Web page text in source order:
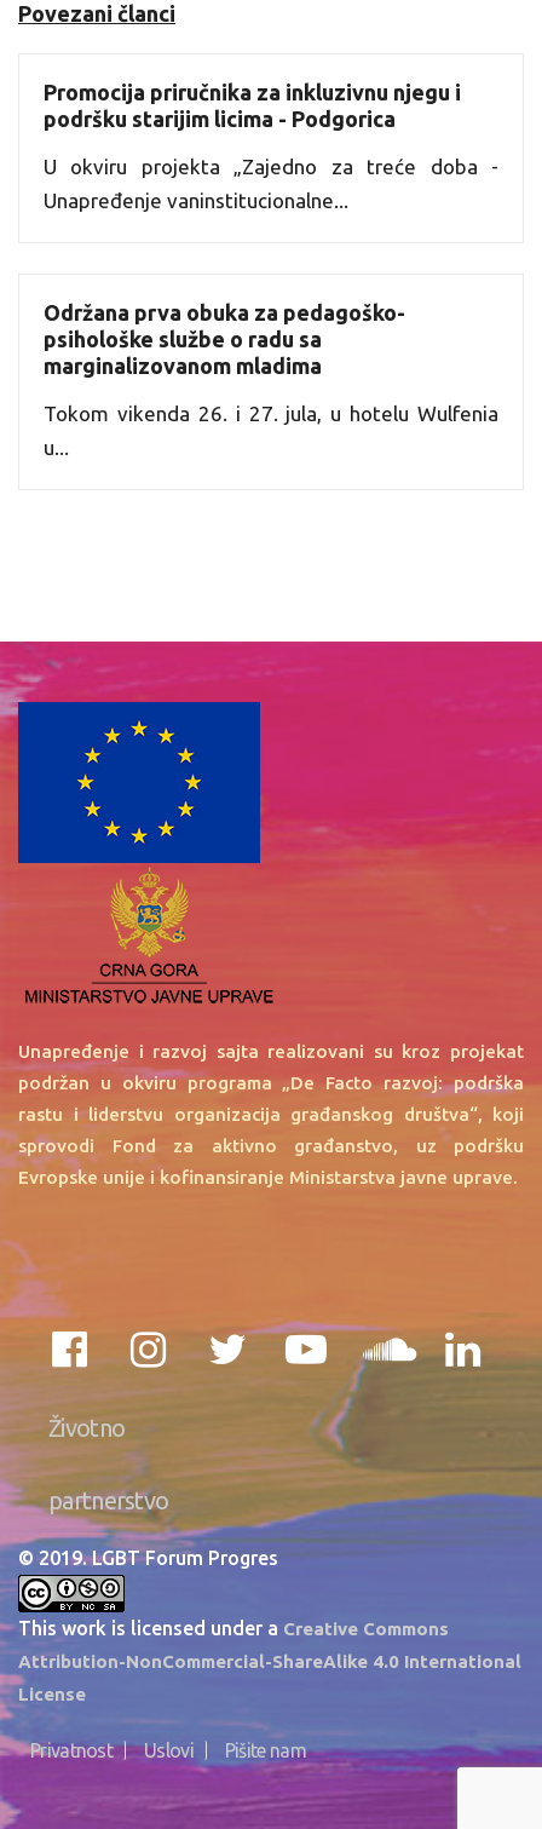
Povezani članci
Promocija priručnika za inkluzivnu njegu i
podršku starijim licima - Podgorica
U okviru projekta „Zajedno za treće doba -
Unapređenje vaninstitucionalne...
Održana prva obuka za pedagoško-
psihološke službe o radu sa
marginalizovanom mladima
Tokom vikenda 26. i 27. jula, u hotelu Wulfenia
u...
Unapređenje i razvoj sajta realizovani su kroz projekat
podržan u okviru programa „De Facto razvoj: podrška
rastu i liderstvu organizacija građanskog društva“, koji
sprovodi Fond za aktivno građanstvo, uz podršku
Evropske unije i kofinansiranje Ministarstva javne uprave.
Životno
partnerstvo
© 2019. LGBT Forum Progres
This work is licensed under a Creative Commons
Attribution-NonCommercial-ShareAlike 4.0 International
License
Privatnost Uslovi Pišite nam